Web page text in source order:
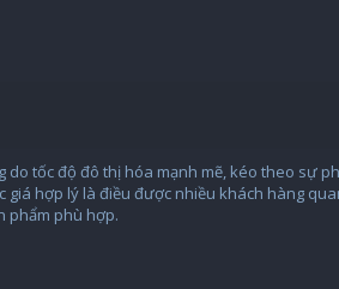
do tốc độ đô thị hóa mạnh mẽ, kéo theo sự
hợp lý là điều được nhiều khách hàng
phẩm phù hợp.